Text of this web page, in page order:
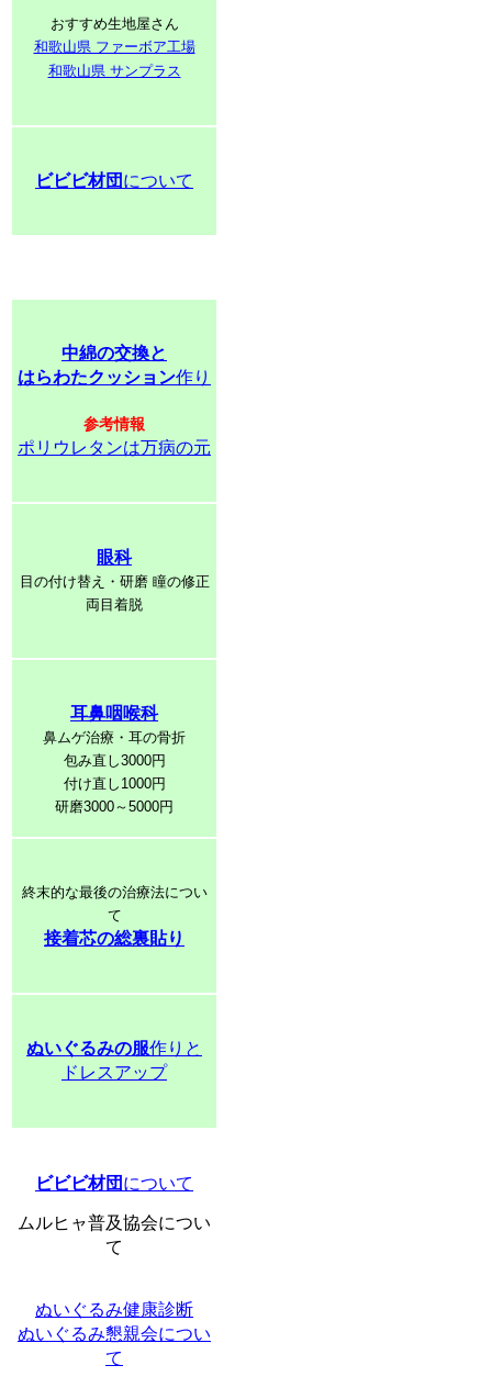
おすすめ生地屋さん
和歌山県 ファーボア工場
和歌山県 サンプラス
ビビビ材団 について
中綿の交換と
はらわたクッション作り
参考情報
ポリウレタンは万病の元
眼科
目の付け替え・研磨 瞳の修正
両目着脱
耳鼻咽喉科
鼻ムゲ治療・耳の骨折
包み直し3000円
付け直し1000円
研磨3000～5000円
終末的な最後の治療法につい
て
接着芯の総裏貼り
ぬいぐるみの服作りと
ドレスアップ
ビビビ材団 について
ムルヒャ普及協会につい
て
ぬいぐるみ健康診断
ぬいぐるみ懇親会につい
て